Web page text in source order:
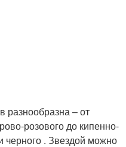
разнообразна – от
розового до кипенно-
черного . Звездой можно